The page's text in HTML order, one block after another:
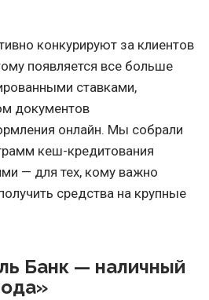
конкурируют за клиентов
появляется все больше
ставками,
документов
онлайн. Мы собрали
кеш-кредитования
— для тех, кому важно
средства на крупные
Банк — наличный